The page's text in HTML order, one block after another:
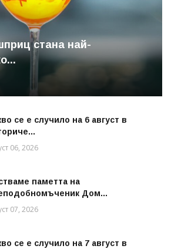
стана най-
се е случило на 6 август в
06, 2026
паметта на
Дом...
07, 2026
се е случило на 7 август в